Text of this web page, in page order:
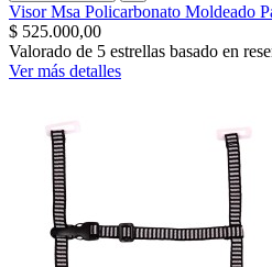
Visor Msa Policarbonato Moldeado
$ 525.000,00
Valorado de 5 estrellas basado en
Ver más detalles